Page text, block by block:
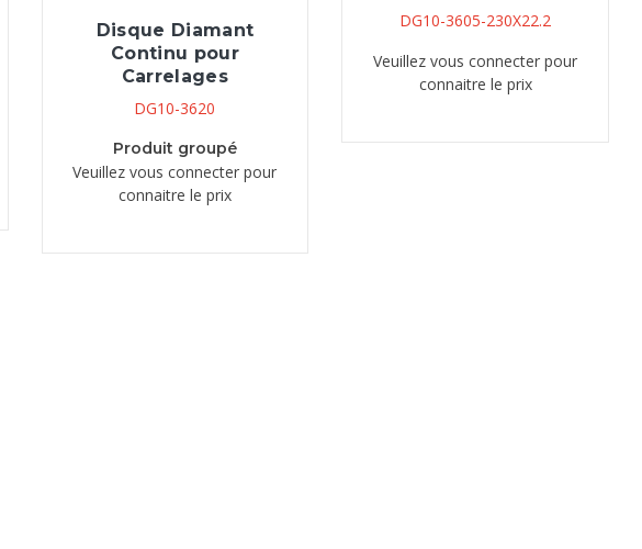
Disque Diamant
Continu pour
Carrelages
DG10-3620
Produit groupé
Veuillez vous connecter pour
connaitre le prix
DG10-3605-230X22.2
Veuillez vous connecter pour
connaitre le prix